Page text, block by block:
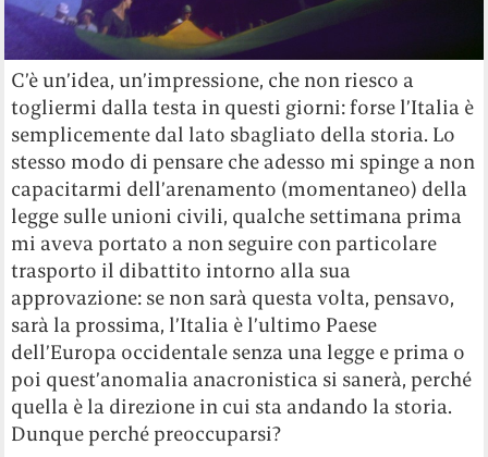
C’è un’idea, un’impressione, che non riesco a
togliermi dalla testa in questi giorni: forse l’Italia è
semplicemente dal lato sbagliato della storia. Lo
stesso modo di pensare che adesso mi spinge a non
capacitarmi dell’arenamento (momentaneo) della
legge sulle unioni civili, qualche settimana prima
mi aveva portato a non seguire con particolare
trasporto il dibattito intorno alla sua
approvazione: se non sarà questa volta, pensavo,
sarà la prossima, l’Italia è l’ultimo Paese
dell’Europa occidentale senza una legge e prima o
poi quest’anomalia anacronistica si sanerà, perché
quella è la direzione in cui sta andando la storia.
Dunque perché preoccuparsi?